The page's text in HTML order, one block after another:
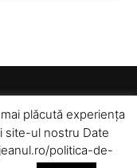
plăcută experiența
site-ul nostru Date
politica-de-